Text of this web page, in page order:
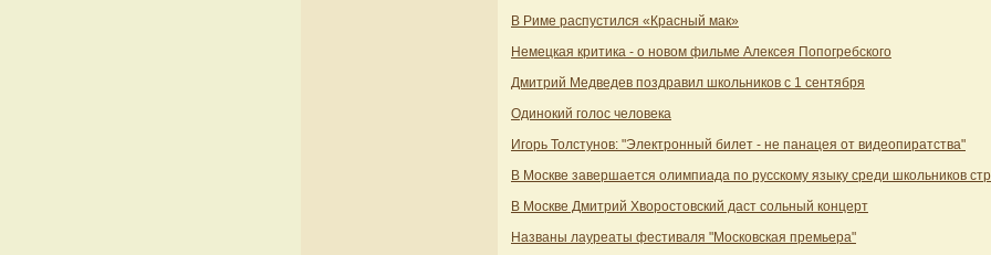
В Риме распустился «Красный мак»
Немецкая критика - о новом фильме Алексея Попогребского
Дмитрий Медведев поздравил школьников с 1 сентября
Одинокий голос человека
Игорь Толстунов: "Электронный билет - не панацея от видеопиратства"
В Москве завершается олимпиада по русскому языку среди школьников
В Москве Дмитрий Хворостовский даст сольный концерт
Названы лауреаты фестиваля "Московская премьера"